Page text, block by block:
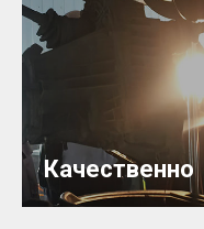
Качественно